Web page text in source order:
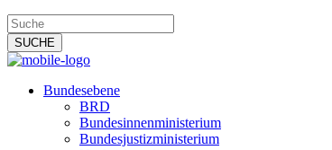
Bundesebene
BRD
Bundesinnenministerium
Bundesjustizministerium